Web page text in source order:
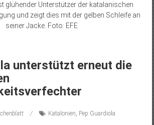
glühender Unterstützer der katalanischen
und zeigt dies mit der gelben Schleife an
seiner Jacke. Foto: EFE
unterstützt erneut die
Katalonien, Pep Guardiola